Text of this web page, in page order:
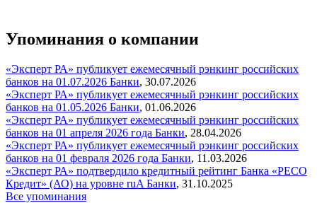
Упоминания о компании
«Эксперт РА» публикует ежемесячный рэнкинг российских
банков на 01.07.2026 Банки, 30.07.2026
«Эксперт РА» публикует ежемесячный рэнкинг российских
банков на 01.05.2026 Банки, 01.06.2026
«Эксперт РА» публикует ежемесячный рэнкинг российских
банков на 01 апреля 2026 года Банки, 28.04.2026
«Эксперт РА» публикует ежемесячный рэнкинг российских
банков на 01 февраля 2026 года Банки, 11.03.2026
«Эксперт РА» подтвердило кредитный рейтинг Банка «РЕСО
Кредит» (АО) на уровне ruA Банки, 31.10.2025
Все упоминания